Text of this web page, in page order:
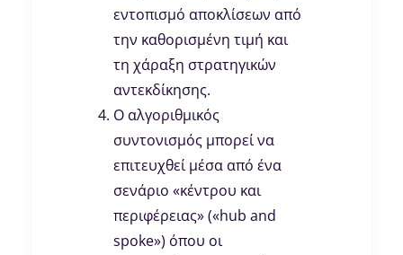
εντοπισμό αποκλίσεων από
την καθορισμένη τιμή και
τη χάραξη στρατηγικών
αντεκδίκησης.
Ο αλγοριθμικός
συντονισμός μπορεί να
επιτευχθεί μέσα από ένα
σενάριο «κέντρου και
περιφέρειας» («hub and
spoke») όπου οι